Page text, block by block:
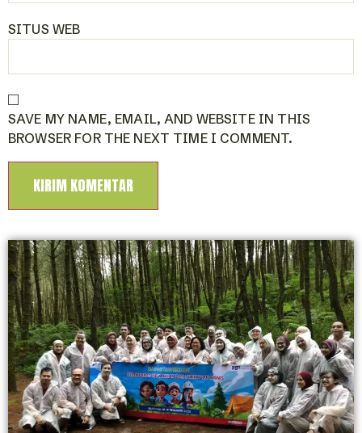
SITUS WEB
SAVE MY NAME, EMAIL, AND WEBSITE IN THIS
BROWSER FOR THE NEXT TIME I COMMENT.